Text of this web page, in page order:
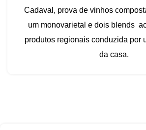
Cadaval, prova de vinhos
um monovarietal e dois blends
produtos regionais conduzida por
da casa.